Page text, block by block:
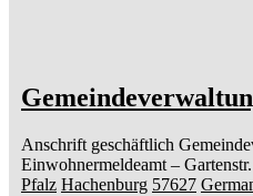
Anschrift geschäftlich
Einwohnermeldeamt – Gartenstr.
Pfalz Hachenburg 57627